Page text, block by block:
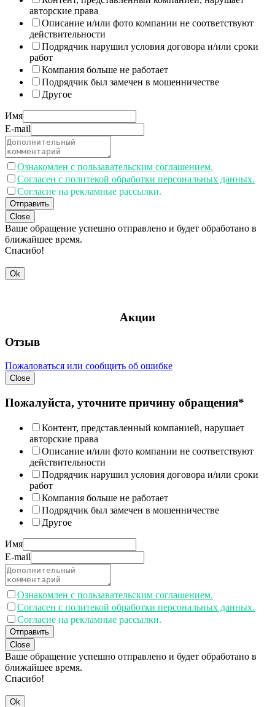
авторские права
Описание и/или фото компании не соответствуют
действительности
Подрядчик нарушил условия договора и/или сроки
работ
Компания больше не работает
Подрядчик был замечен в мошенничестве
Другое
Имя
E-mail
Ознакомлен с пользавательским соглашением.
Согласен с политекой обработки персональных данных.
Согласие на рекламные рассылки.
Отправить
Close
Ваше обращение успешно отправлено и будет обработано в
ближайшее время.
Спасибо!
Ok
Акции
Отзыв
Пожаловаться или сообщить об ошибке
Close
Пожалуйста, уточните причину обращения*
Контент, представленный компанией, нарушает
авторские права
Описание и/или фото компании не соответствуют
действительности
Подрядчик нарушил условия договора и/или сроки
работ
Компания больше не работает
Подрядчик был замечен в мошенничестве
Другое
Имя
E-mail
Ознакомлен с пользавательским соглашением.
Согласен с политекой обработки персональных данных.
Согласие на рекламные рассылки.
Отправить
Close
Ваше обращение успешно отправлено и будет обработано в
ближайшее время.
Спасибо!
Ok